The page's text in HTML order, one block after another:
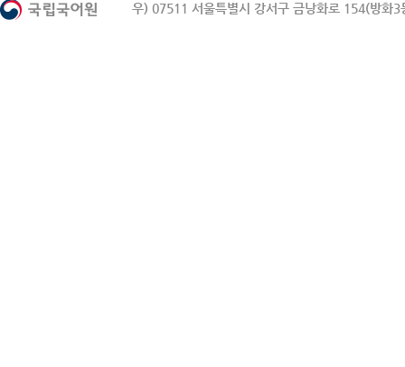
우) 07511 서울특별시 강서구 금낭화로 154(방화3